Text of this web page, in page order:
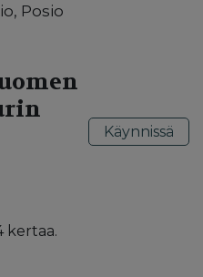
Posio
kertaa.
Käynnissä